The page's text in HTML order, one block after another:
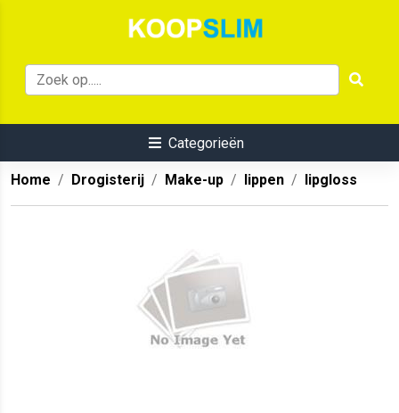
Categorieën
Home Drogisterij Make-up lippen lipgloss